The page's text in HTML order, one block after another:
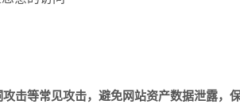
击等常见攻击，避免网站资产数据泄露，